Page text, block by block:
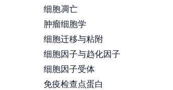
细胞凋亡
肿瘤细胞学
细胞迁移与粘附
细胞因子与趋化因子
细胞因子受体
免疫检查点蛋白